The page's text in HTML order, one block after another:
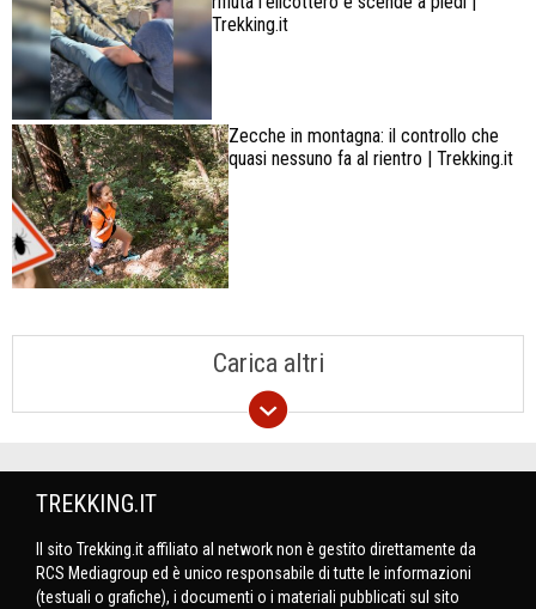
Trekking.it
Zecche in montagna: il controllo che
quasi nessuno fa al rientro | Trekking.it
Carica altri
TREKKING.IT
Il sito Trekking.it affiliato al network non è gestito direttamente da
RCS Mediagroup ed è unico responsabile di tutte le informazioni
(testuali o grafiche), i documenti o i materiali pubblicati sul sito